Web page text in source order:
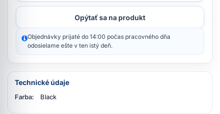
Opýtať sa na produkt
Objednávky prijaté do 14:00 počas pracovného dňa
odosielame ešte v ten istý deň.
Technické údaje
Farba: Black